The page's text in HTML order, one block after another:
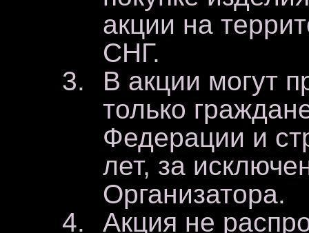
акции на
СНГ.
В акции могут
только
Федерации и
лет, за
Организатора.
Акция не